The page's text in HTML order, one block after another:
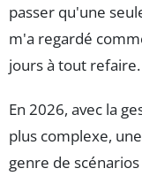
passer qu'une
m'a regardé
jours à tout refaire.
En 2026, avec la
plus complexe,
genre de